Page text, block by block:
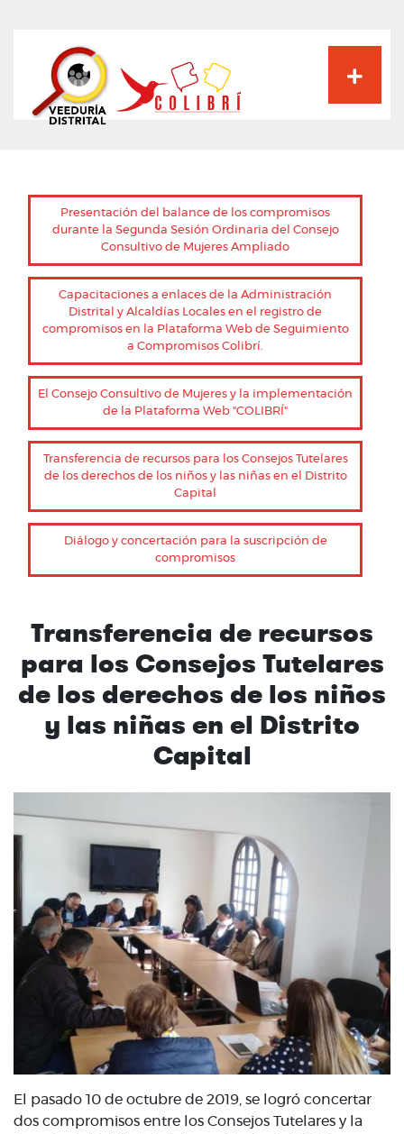
principal
Transferencia de recursos
para los Consejos Tutelares
de los derechos de los niños
y las niñas en el Distrito
Capital
El pasado 10 de octubre de 2019, se logró concertar
dos compromisos entre los Consejos Tutelares y la
Presentación del balance de los compromisos
durante la Segunda Sesión Ordinaria del Consejo
Consultivo de Mujeres Ampliado
Capacitaciones a enlaces de la Administración
Distrital y Alcaldías Locales en el registro de
compromisos en la Plataforma Web de Seguimiento
a Compromisos Colibrí.
El Consejo Consultivo de Mujeres y la implementación
de la Plataforma Web "COLIBRÍ"
Transferencia de recursos para los Consejos Tutelares
de los derechos de los niños y las niñas en el Distrito
Capital
Diálogo y concertación para la suscripción de
compromisos